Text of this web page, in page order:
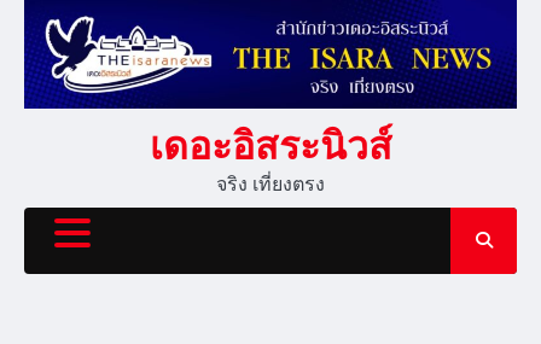
content
เดอะอิสระนิวส์
จริง เที่ยงตรง